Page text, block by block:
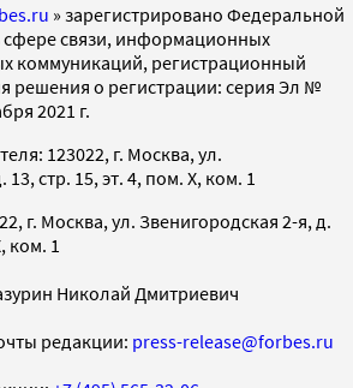
» зарегистрировано Федеральной
сфере связи, информационных
коммуникаций, регистрационный
решения о регистрации: серия Эл №
2021 г.
123022, г. Москва, ул.
стр. 15, эт. 4, пом. X, ком. 1
г. Москва, ул. Звенигородская 2-я, д.
ком. 1
Николай Дмитриевич
редакции: press-release@forbes.ru